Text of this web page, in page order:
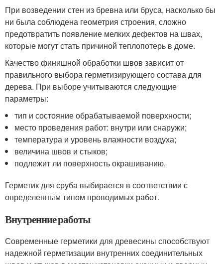
При возведении стен из бревна или бруса, насколько бы
ни была соблюдена геометрия строения, сложно
предотвратить появление мелких дефектов на швах,
которые могут стать причиной теплопотерь в доме.
Качество финишной обработки швов зависит от
правильного выбора герметизирующего состава для
дерева. При выборе учитываются следующие
параметры:
тип и состояние обрабатываемой поверхности;
место проведения работ: внутри или снаружи;
температура и уровень влажности воздуха;
величина швов и стыков;
подлежит ли поверхность окрашиванию.
Герметик для сруба выбирается в соответствии с
определенным типом проводимых работ.
Внутренние работы
Современные герметики для древесины способствуют
надежной герметизации внутренних соединительных